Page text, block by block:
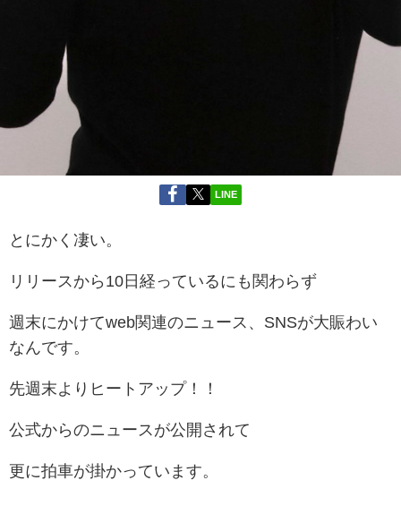
LINE
とにかく凄い。
リリースから10日経っているにも関わらず
週末にかけてweb関連のニュース、SNSが大賑わい
なんです。
先週末よりヒートアップ！！
公式からのニュースが公開されて
更に拍車が掛かっています。